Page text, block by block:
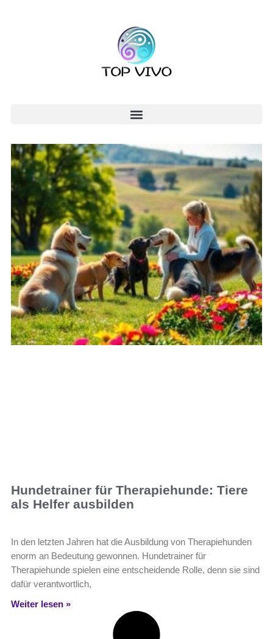
Hundetrainer für Therapiehunde: Tiere
als Helfer ausbilden
In den letzten Jahren hat die Ausbildung von Therapiehunden
enorm an Bedeutung gewonnen. Hundetrainer für
Therapiehunde spielen eine entscheidende Rolle, denn sie sind
dafür verantwortlich,
Weiter lesen »